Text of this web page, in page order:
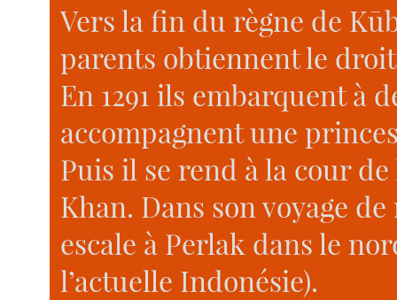
Vers la fin du règne de
parents obtiennent le
En 1291 ils embarquent à
accompagnent une
Puis il se rend à la cour
Khan. Dans son voyage
escale à Perlak dans le
l’actuelle Indonésie).